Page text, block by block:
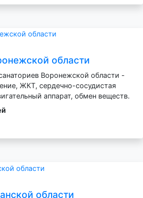
области
Воронежской области -
ЖКТ, сердечно-сосудистая
аппарат, обмен веществ.
области